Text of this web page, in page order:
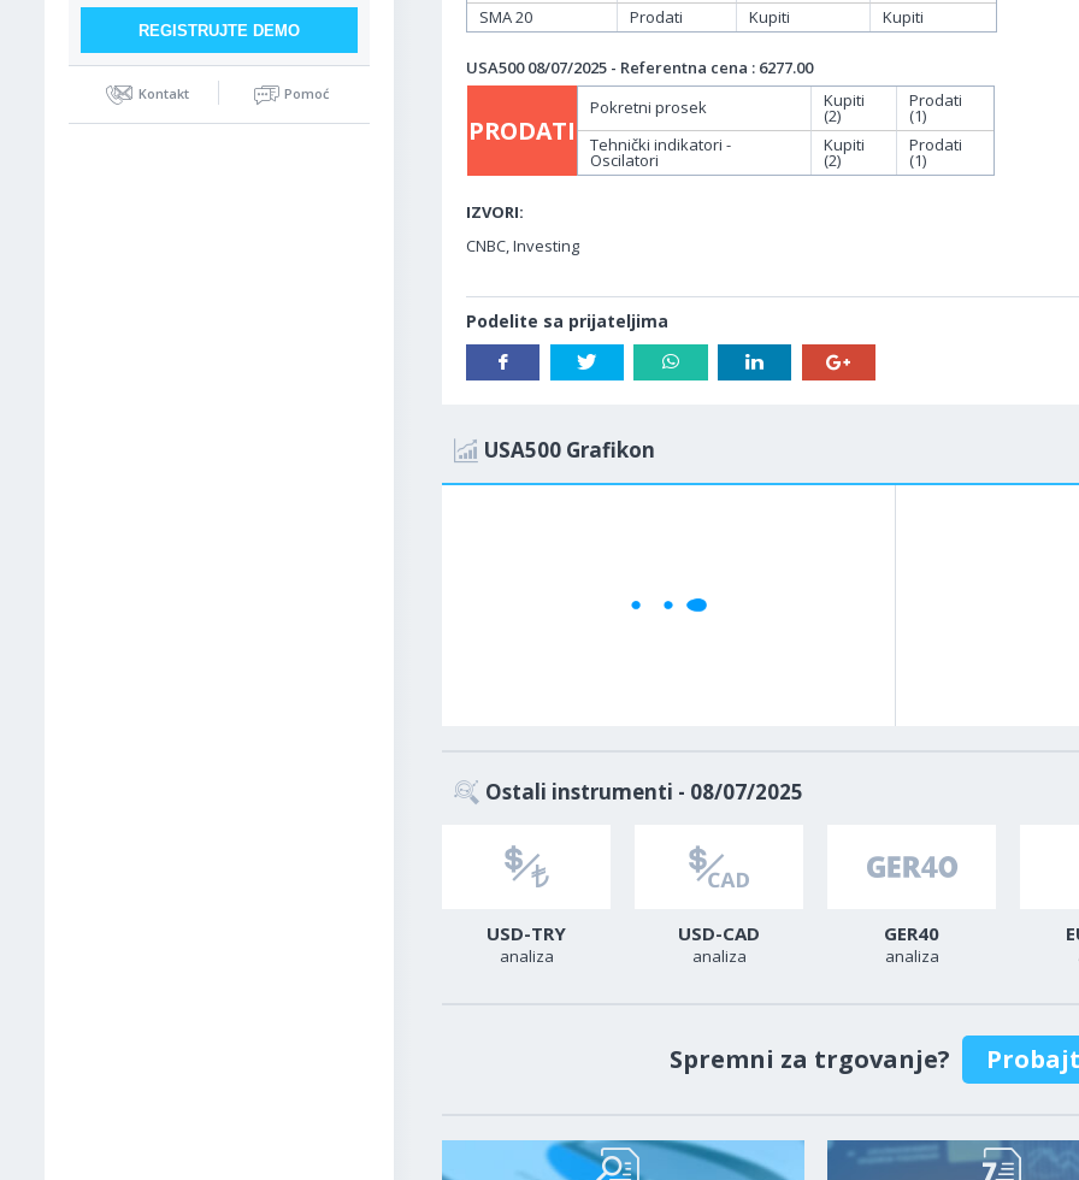
Kontakt Pomoć
SMA 20
Prodati Kupiti Kupiti
USA500 08/07/2025 - Referentna cena : 6277.00
PRODATI
Pokretni prosek Kupiti
(2)
Prodati
(1)
Tehnički indikatori -
Oscilatori
Kupiti
(2)
Prodati
(1)
IZVORI:
CNBC, Investing
Podelite sa prijateljima
USA500 Grafikon
Ostali instrumenti - 08/07/2025
USD-TRY
analiza
USD-CAD
analiza
GER40
analiza
Spremni za trgovanje?